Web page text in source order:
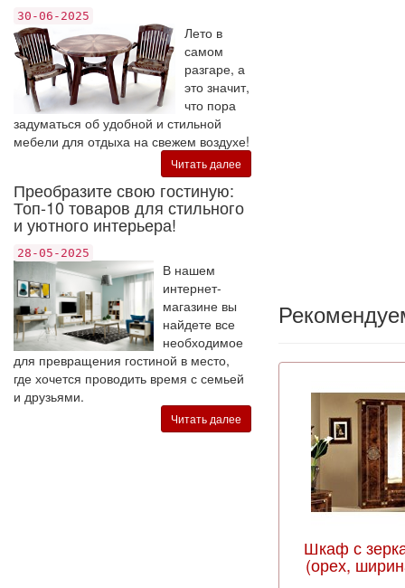
30-06-2025
Лето в
самом
разгаре, а
это значит,
что пора
задуматься об удобной и стильной
мебели для отдыха на свежем воздухе!
Читать далее
Преобразите свою гостиную:
Топ-10 товаров для стильного
и уютного интерьера!
28-05-2025
В нашем
интернет-
магазине вы
найдете все
необходимое
для превращения гостиной в место,
где хочется проводить время с семьей
и друзьями.
Читать далее
Шкаф с
(орех,